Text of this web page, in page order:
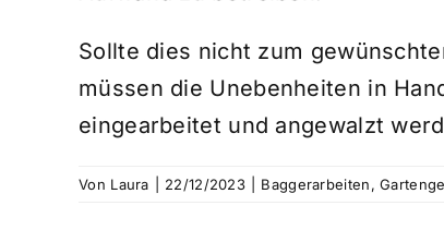
Sollte dies nicht zum
müssen die Unebenheiten in
eingearbeitet und angewalzt
Von Laura 22/12/2023 Baggerarbeiten,